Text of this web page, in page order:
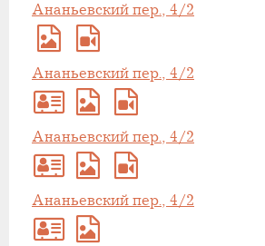
Ананьевский пер., 4/2
Ананьевский пер., 4/2
Ананьевский пер., 4/2
Ананьевский пер., 4/2